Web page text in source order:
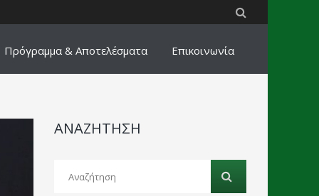
Πρόγραμμα & Αποτελέσματα Επικοινωνία
ΑΝΑΖΗΤΗΣΗ